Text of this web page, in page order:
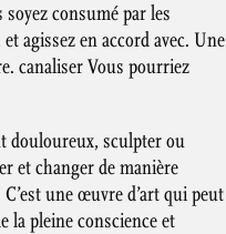
consumé par les
et agissez en accord avec. Une
canaliser Vous pourriez
douloureux, sculpter ou
et changer de manière
une œuvre d’art qui peut
la pleine conscience et